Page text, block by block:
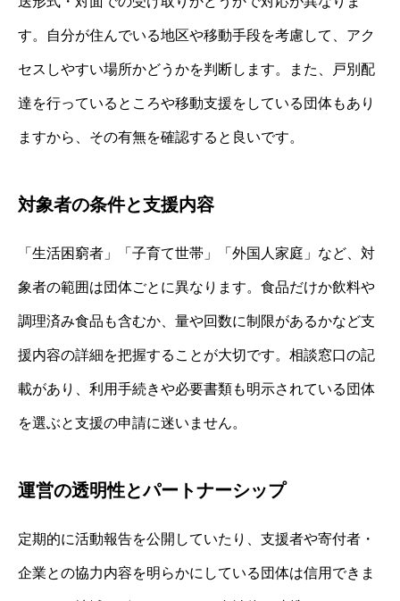
す。自分が住んでいる地区や移動手段を考慮して、アク
セスしやすい場所かどうかを判断します。また、戸別配
達を行っているところや移動支援をしている団体もあり
ますから、その有無を確認すると良いです。
対象者の条件と支援内容
「生活困窮者」「子育て世帯」「外国人家庭」など、対
象者の範囲は団体ごとに異なります。食品だけか飲料や
調理済み食品も含むか、量や回数に制限があるかなど支
援内容の詳細を把握することが大切です。相談窓口の記
載があり、利用手続きや必要書類も明示されている団体
を選ぶと支援の申請に迷いません。
運営の透明性とパートナーシップ
定期的に活動報告を公開していたり、支援者や寄付者・
企業との協力内容を明らかにしている団体は信用できま